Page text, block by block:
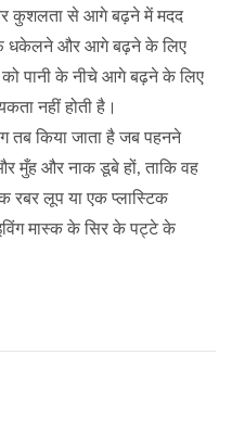
कुशलता से आगे बढ़ने में मदद
धकेलने और आगे बढ़ने के लिए
को पानी के नीचे आगे बढ़ने के लिए
नहीं होती है।
तब किया जाता है जब पहनने
मुँह और नाक डूबे हों, ताकि वह
रबर लूप या एक प्लास्टिक
मास्क के सिर के पट्टे के